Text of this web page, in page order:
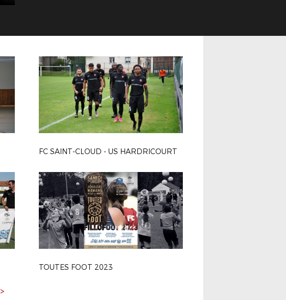
FC SAINT-CLOUD - US HARDRICOURT
TOUTES FOOT 2023
>